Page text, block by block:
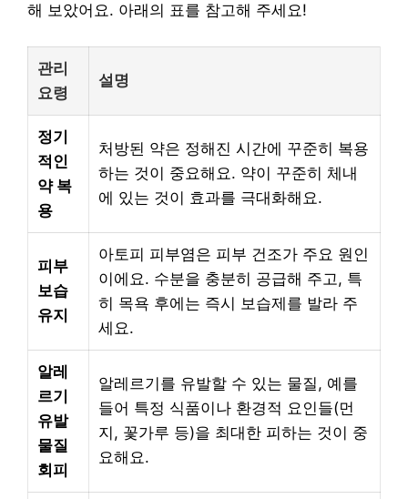
해 보았어요. 아래의 표를 참고해 주세요!
관리
요령
설명
정기
적인
약 복
용
처방된 약은 정해진 시간에 꾸준히 복용
하는 것이 중요해요. 약이 꾸준히 체내
에 있는 것이 효과를 극대화해요.
피부
보습
유지
아토피 피부염은 피부 건조가 주요 원인
이에요. 수분을 충분히 공급해 주고, 특
히 목욕 후에는 즉시 보습제를 발라 주
세요.
알레
르기
유발
물질
회피
알레르기를 유발할 수 있는 물질, 예를
들어 특정 식품이나 환경적 요인들(먼
지, 꽃가루 등)을 최대한 피하는 것이 중
요해요.